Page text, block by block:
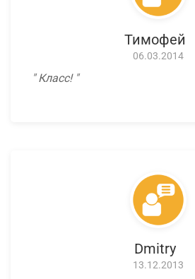
Тимофей
06.03.2014
Класс!
Dmitry
13.12.2013